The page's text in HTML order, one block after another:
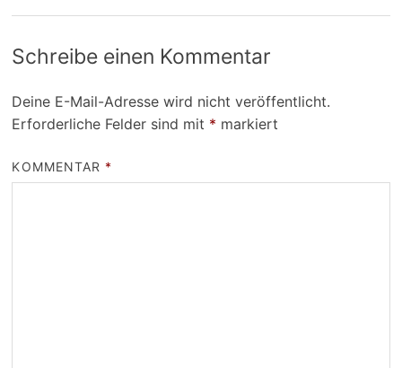
Schreibe einen Kommentar
Deine E-Mail-Adresse wird nicht veröffentlicht.
Erforderliche Felder sind mit * markiert
KOMMENTAR *